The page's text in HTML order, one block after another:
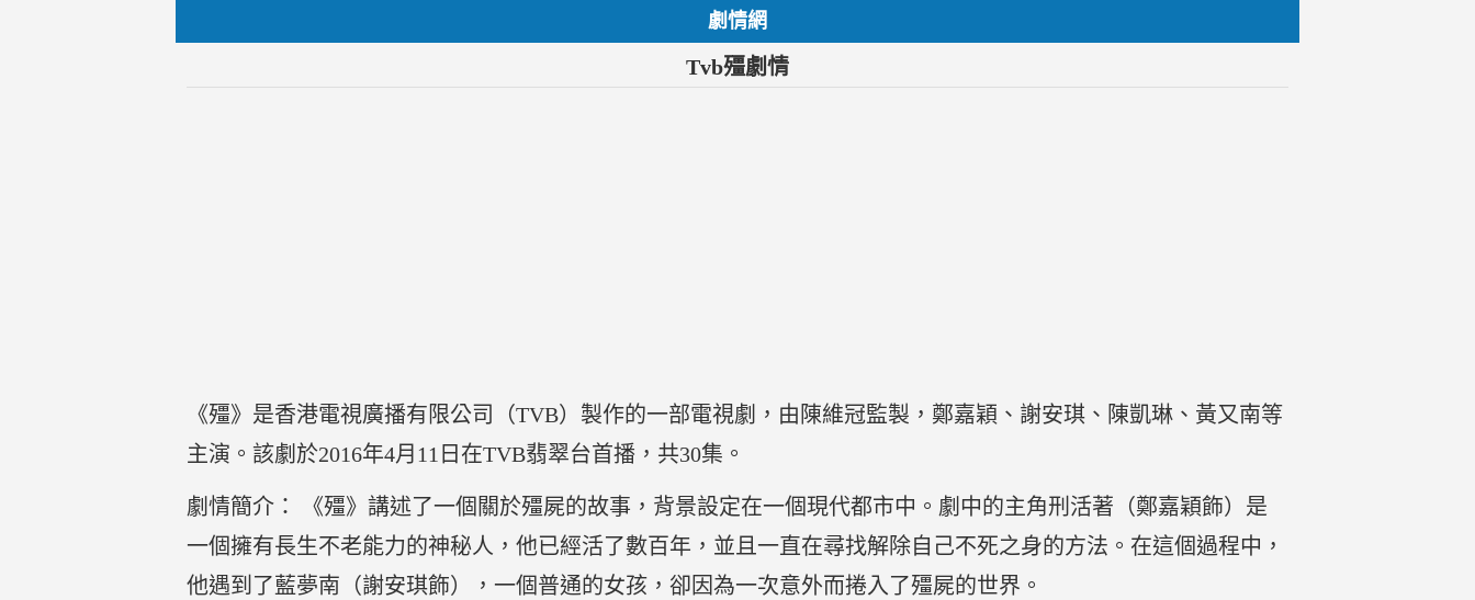
劇情網
Tvb殭劇情
《殭》是香港電視廣播有限公司（TVB）製作的一部電視劇，由陳維冠監製，鄭嘉穎、謝安琪、陳凱琳、黃又南等
主演。該劇於2016年4月11日在TVB翡翠台首播，共30集。
劇情簡介： 《殭》講述了一個關於殭屍的故事，背景設定在一個現代都市中。劇中的主角刑活著（鄭嘉穎飾）是
一個擁有長生不老能力的神秘人，他已經活了數百年，並且一直在尋找解除自己不死之身的方法。在這個過程中，
他遇到了藍夢南（謝安琪飾），一個普通的女孩，卻因為一次意外而捲入了殭屍的世界。